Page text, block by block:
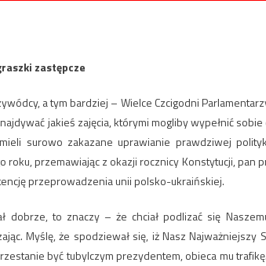
zastępcze
a tym bardziej – Wielce Czcigodni
jakieś zajęcia, którymi mogliby wypełnić
surowo zakazane uprawianie prawdziwej
roku, przemawiając z okazji rocznicy Konstytucji, pan
przeprowadzenia unii polsko-ukraińskiej.
dobrze, to znaczy – że chciał podlizać się
Myślę, że spodziewał się, iż Nasz
być tubylczym prezydentem, obieca mu